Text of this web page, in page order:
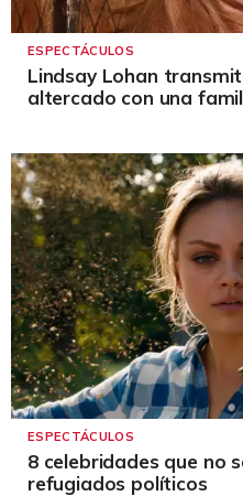
ESPECTÁCULOS
Lindsay Lohan
altercado con una
ESPECTÁCULOS
8 celebridades que no
refugiados políticos